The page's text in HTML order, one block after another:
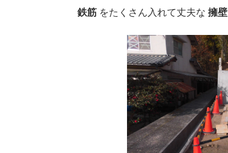
鉄筋 をたくさん入れて丈夫な擁壁